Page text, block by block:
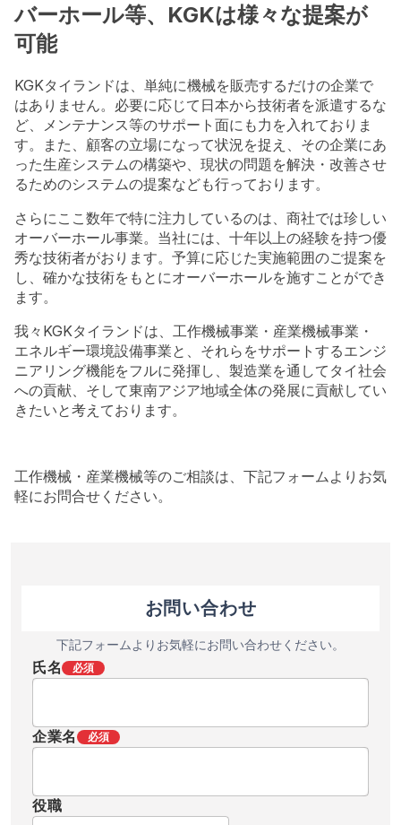
バーホール等、KGKは様々な提案が
可能
KGKタイランドは、単純に機械を販売するだけの企業で
はありません。必要に応じて日本から技術者を派遣するな
ど、メンテナンス等のサポート面にも力を入れておりま
す。また、顧客の立場になって状況を捉え、その企業にあ
った生産システムの構築や、現状の問題を解決・改善させ
るためのシステムの提案なども行っております。
さらにここ数年で特に注力しているのは、商社では珍しい
オーバーホール事業。当社には、十年以上の経験を持つ優
秀な技術者がおります。予算に応じた実施範囲のご提案を
し、確かな技術をもとにオーバーホールを施すことができ
ます。
我々KGKタイランドは、工作機械事業・産業機械事業・
エネルギー環境設備事業と、それらをサポートするエンジ
ニアリング機能をフルに発揮し、製造業を通してタイ社会
への貢献、そして東南アジア地域全体の発展に貢献してい
きたいと考えております。
工作機械・産業機械等のご相談は、下記フォームよりお気
軽にお問合せください。
お問い合わせ
下記フォームよりお気軽にお問い合わせください。
氏名 必須
企業名 必須
役職